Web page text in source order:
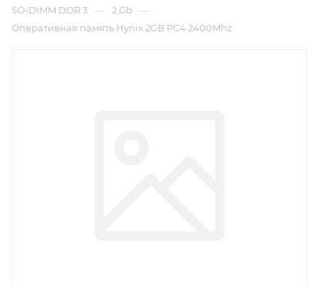
SO-DIMM DDR 3 — 2 Gb —
Оперативная память Hynix 2GB PC4 2400Mhz